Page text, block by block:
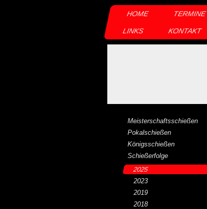
HOME TERMINE
LINKS KONTAKT
Meisterschaftsschießen
Pokalschießen
Königsschießen
Schießerfolge
2025
2023
2019
2018